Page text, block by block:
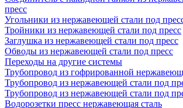
пресс
Угольники из нержавеющей стали под
Тройники из нержавеющей стали под пресс
Заглушка из нержавеющей стали под пресс
Обводы из нержавеющей стали под пресс
Переходы на другие системы
Трубопровод из гофрированной
Трубопровод из нержавеющей стали под
Трубопровод из нержавеющей стали под
Водорозетки пресс нержавеющая сталь